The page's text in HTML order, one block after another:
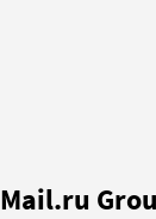
Mail.ru